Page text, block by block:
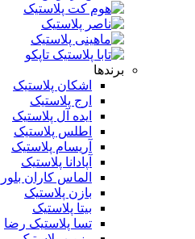
برندها
اشکان پلاستیک
ارج پلاستیک
ایده آل پلاستیک
اطلس پلاستیک
آریسام پلاستیک
آپادانا پلاستیک
الماس کاران بلور
بازن پلاستیک
بیتا پلاستیک
تسا پلاستیک رضا